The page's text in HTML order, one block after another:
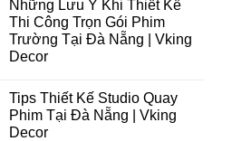
Thi
Công
Studio
Chụp
Ảnh
Tại
Vking
Decor
bình
luận
ở
Những
Lưu
Ý
Kế
Thi
Công
Trọn
Những Lưu Ý Khi Thiết Kế
Thi Công Trọn Gói Phim
Trường Tại Đà Nẵng | Vking
Decor
bình
luận
ở
Những
Tips Thiết Kế Studio Quay
Phim Tại Đà Nẵng | Vking
Decor